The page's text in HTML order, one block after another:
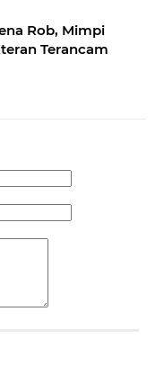
Rob, Mimpi
Terancam